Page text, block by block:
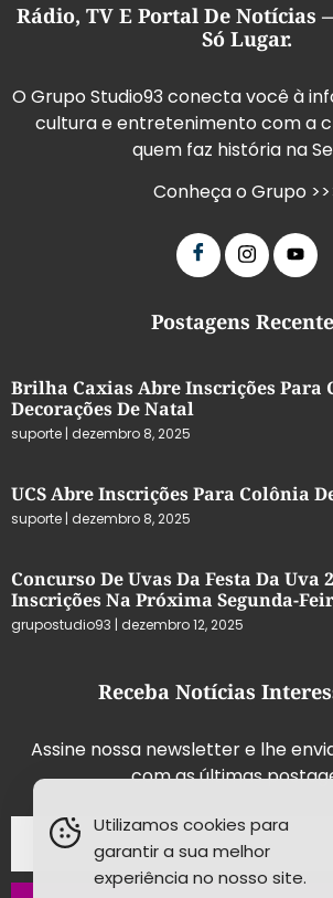
Rádio, TV E Portal De Notícias
Só Lugar.
O Grupo Studio93 conecta você à
cultura e entretenimento com a
quem faz história na
Conheça o Grupo
Postagens
Brilha Caxias Abre Inscrições Para
Decorações De Natal
suporte dezembro 8, 2025
UCS Abre Inscrições Para Colônia
suporte dezembro 8, 2025
Concurso De Uvas Da Festa Da Uva
Inscrições Na Próxima Segunda-
grupostudio93 dezembro 12, 2025
Receba Notícias
Assine nossa newsletter e lhe
com as últimas
Utilizamos cookies para
garantir a sua melhor
experiência no nosso site.